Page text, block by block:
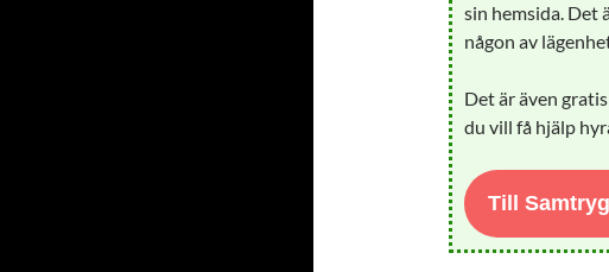
sin hemsida. Det
någon av
Det är även
du vill få hjälp
Till